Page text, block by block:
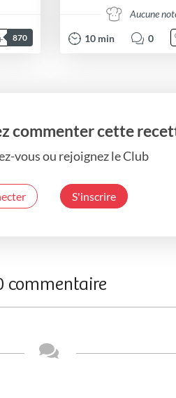
870
Aucune
10 min 0
commenter cette
vous ou rejoignez le Club
S'inscrire
commentaire